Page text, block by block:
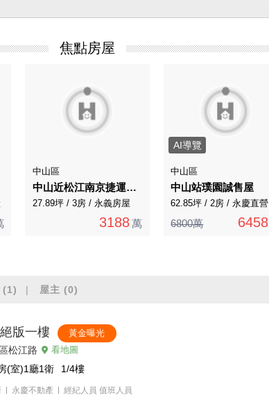
焦點房屋
中山區
中山近松江南京捷運｜三角窗商辦店鋪附雙車位
27.89坪 / 3房 / 永義房屋
3188 萬
AI導覽
中山區
中山站璞園誠售屋
62.85坪 / 2房 / 永慶直營
6800萬 6458
(1) 屋主 (0)
版一樓 黃金曝光
松江路 看地圖
(室)1廳1衛 1/4樓
永慶不動產 經紀人員 值班人員